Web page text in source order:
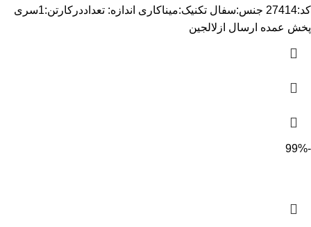
کد:27414 جنس:سفال تکنیک:میناکاری اندازه: تعداددرکارتن:1سری
پخش عمده ارسال ازلالجین
-99%